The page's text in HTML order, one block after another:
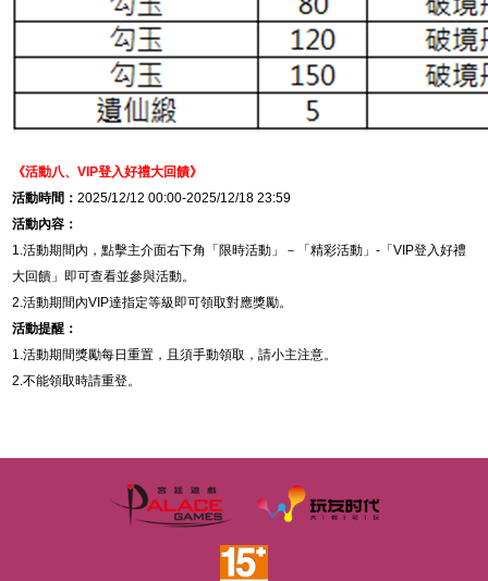
《活動八、VIP登入好禮大回饋》
活動時間：2025/12/12 00:00-2025/12/18 23:59
活動內容：
1.活動期間內，點擊主介面右下角「限時活動」－「精彩活動」- 「VIP登入好禮
大回饋」即可查看並參與活動。
2.活動期間內VIP達指定等級即可領取對應獎勵。
活動提醒：
1.活動期間獎勵每日重置，且須手動領取，請小主注意。
2.不能領取時請重登。